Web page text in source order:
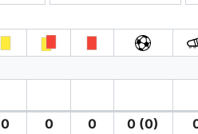
0 0 0 0 (0)